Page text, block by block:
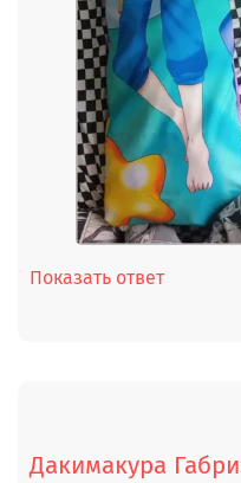
Показать ответ
Дакимакура